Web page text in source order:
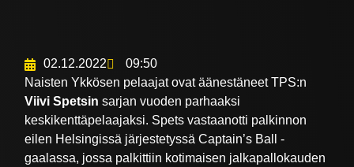
02.12.2022
09:50
Naisten Ykkösen pelaajat ovat äänestäneet TPS:n
Viivi Spetsin sarjan vuoden parhaaksi
keskikenttäpelaajaksi. Spets vastaanotti palkinnon
eilen Helsingissä järjestetyssä Captain’s Ball -
gaalassa, jossa palkittiin kotimaisen jalkapallokauden